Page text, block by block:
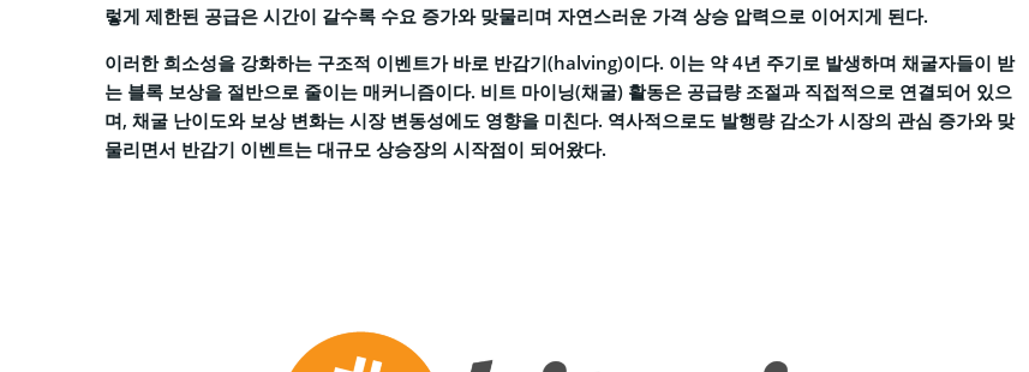
렇게 제한된 공급은 시간이 갈수록 수요 증가와 맞물리며 자연스러운 가격 상승 압력으로 이어지게 된다.
이러한 희소성을 강화하는 구조적 이벤트가 바로 반감기(halving)이다. 이는 약 4년 주기로 발생하며 채굴자들이 받
는 블록 보상을 절반으로 줄이는 매커니즘이다. 비트 마이닝(채굴) 활동은 공급량 조절과 직접적으로 연결되어 있으
며, 채굴 난이도와 보상 변화는 시장 변동성에도 영향을 미친다. 역사적으로도 발행량 감소가 시장의 관심 증가와 맞
물리면서 반감기 이벤트는 대규모 상승장의 시작점이 되어왔다.